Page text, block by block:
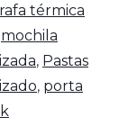
térmica
mochila
, Pastas
, porta